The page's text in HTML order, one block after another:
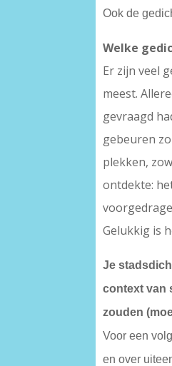
Ook de
Welke
Er zijn veel
meest.
gevraagd
gebeuren
plekken,
ontdekte:
Gelukkig is
Je
context van
zouden
Voor een
en over